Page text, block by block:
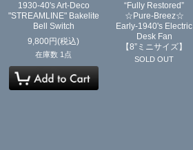
1930-40's Art-Deco
"STREAMLINE" Bakelite
Bell Switch
9,800円(税込)
在庫数 1点
“Fully Restored”
☆Pure-Breez☆
Early-1940's Electric
Desk Fan
【8”ミニサイズ】
SOLD OUT